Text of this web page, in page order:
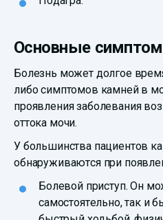
Основные
Болезнь может долгое
либо симптомов камней в
проявления заболевания
оттока мочи.
У большинства пациентов
обнаруживаются при
Болевой приступ. Он
самостоятельно, так и